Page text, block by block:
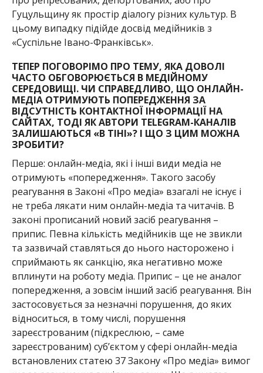
Гуцульщину як простір діалогу різних культур. В
цьому випадку підійде досвід медійників з
«Суспільне Івано-Франківськ».
ТЕПЕР ПОГОВОРІМО ПРО ТЕМУ, ЯКА ДОВОЛІ
ЧАСТО ОБГОВОРЮЄТЬСЯ В МЕДІЙНОМУ
СЕРЕДОВИЩІ. ЧИ СПРАВЕДЛИВО, ЩО ОНЛАЙН-
МЕДІА ОТРИМУЮТЬ ПОПЕРЕДЖЕННЯ ЗА
ВІДСУТНІСТЬ КОНТАКТНОЇ ІНФОРМАЦІЇ НА
САЙТАХ, ТОДІ ЯК АВТОРИ TELEGRAM-КАНАЛІВ
ЗАЛИШАЮТЬСЯ «В ТІНІ»? І ЩО З ЦИМ МОЖНА
ЗРОБИТИ?
Перше: онлайн-медіа, які і інші види медіа не
отримують «попередження». Такого засобу
реагування в Законі «Про медіа» взагалі не існує і
не треба лякати ним онлайн-медіа та читачів. В
законі прописаний новий засіб реагування –
припис. Певна кількість медійників ще не звикли
та зазвичай ставляться до нього насторожено і
сприймають як санкцію, яка негативно може
вплинути на роботу медіа. Припис – це не аналог
попередження, а зовсім інший засіб реагування. Він
застосовується за незначні порушення, до яких
відноситься, в тому числі, порушення
зареєстрованим (підкреслюю, – саме
зареєстрованим) суб’єктом у сфері онлайн-медіа
встановлених статею 37 Закону «Про медіа» вимог